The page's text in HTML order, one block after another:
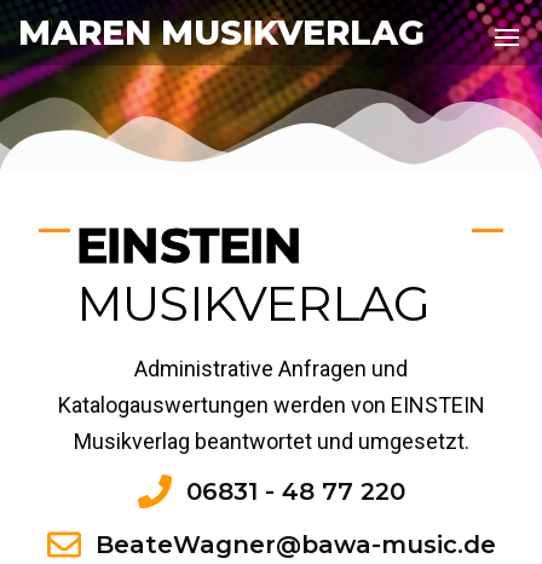
MAREN MUSIKVERLAG
EINSTEIN
MUSIKVERLAG
Administrative Anfragen und
Katalogauswertungen werden von EINSTEIN
Musikverlag beantwortet und umgesetzt.
06831 - 48 77 220
BeateWagner@bawa-music.de